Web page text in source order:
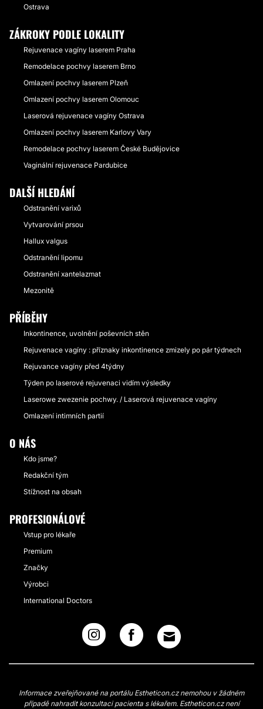
Ostrava
ZÁKROKY PODLE LOKALITY
Rejuvenace vagíny laserem Praha
Remodelace pochvy laserem Brno
Omlazení pochvy laserem Plzeň
Omlazení pochvy laserem Olomouc
Laserová rejuvenace vagíny Ostrava
Omlazení pochvy laserem Karlovy Vary
Remodelace pochvy laserem České Budějovice
Vaginální rejuvenace Pardubice
DALŠÍ HLEDÁNÍ
Odstranění varixů
Vytvarování prsou
Hallux valgus
Odstranění lipomu
Odstranění xantelazmat
Mezonitě
PŘÍBĚHY
Inkontinence, uvolnění poševních stěn
Rejuvenace vagíny : příznaky inkontinence zmizely po pár týdnech
Rejuvance vagíny před 4týdny
Týden po laserové rejuvenaci vidím výsledky
Laserowe zwezenie pochwy. / Laserová rejuvenace vagíny
Omlazení intimních partií
O NÁS
Kdo jsme?
Redakční tým
Stížnost na obsah
PROFESIONÁLOVÉ
Vstup pro lékaře
Premium
Značky
Výrobci
International Doctors
Informace zveřejňované na portálu Estheticon.cz nemohou v žádném
případě nahradit konzultaci pacienta s lékařem. Estheticon.cz není